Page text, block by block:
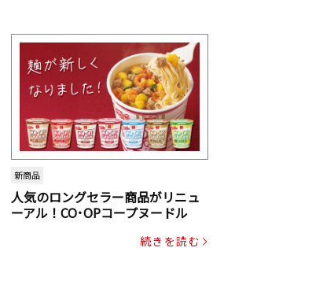
新商品
人気のロングセラー商品がリニュ
ーアル！CO･OPコープヌードル
続きを読む